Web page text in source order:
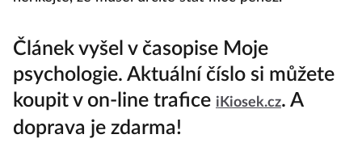
Článek vyšel v časopise Moje
psychologie. Aktuální číslo si můžete
koupit v on-line trafice iKiosek.cz. A
doprava je zdarma!